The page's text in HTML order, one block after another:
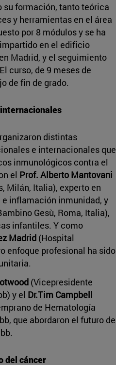
su formación, tanto teórica
y herramientas en el área
por 8 módulos y se ha
en el edificio
Madrid, y el seguimiento
curso, de 9 meses de
de fin de grado.
distintas
e internacionales que
inmunológicos contra el
el Prof. Alberto Mantovani
Milán, Italia), experto en
inflamación inmunidad, y
Gesù, Roma, Italia),
infantiles. Y como
Madrid (Hospital
enfoque profesional ha sido
(Vicepresidente
y el Dr.Tim Campbell
de Hematología
que abordaron el futuro de
del cáncer